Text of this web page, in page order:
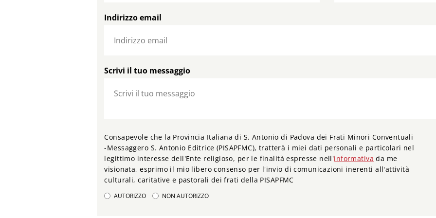
Indirizzo email
Scrivi il tuo messaggio
Consapevole che la Provincia Italiana di S. Antonio di Padova dei Frati Minori Conventuali
-Messaggero S. Antonio Editrice (PISAPFMC), tratterà i miei dati personali e particolari nel
legittimo interesse dell'Ente religioso, per le finalità espresse nell'informativa da me
visionata, esprimo il mio libero consenso per l'invio di comunicazioni inerenti all'attività
culturali, caritative e pastorali dei frati della PISAPFMC
AUTORIZZO NON AUTORIZZO